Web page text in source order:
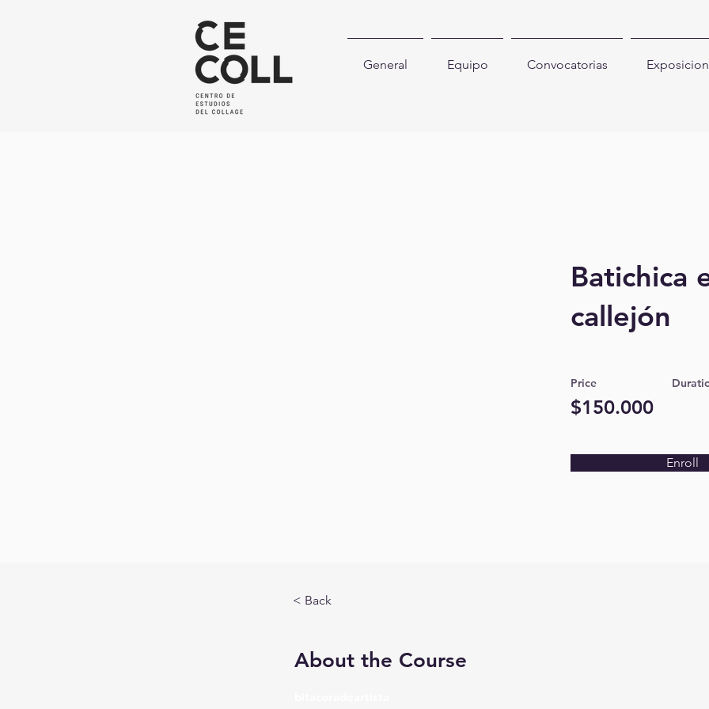
General Equipo Convocatorias
Batichica
callejón
Price
$150.000
Enroll
< Back
About the Course